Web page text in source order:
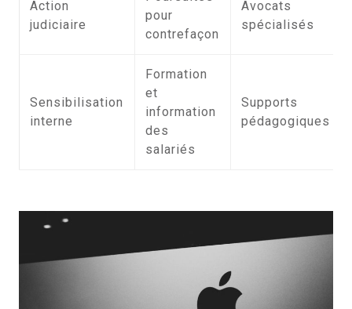
Action
judiciaire
pour
contrefaçon
Avocats
spécialisés
Sensibilisation
interne
Formation
et
information
des
salariés
Supports
pédagogiques